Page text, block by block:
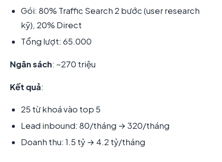
Gói: 80% Traffic Search 2 bước (user research
kỹ), 20% Direct
Tổng lượt: 65.000
Ngân sách: ~270 triệu
Kết quả:
25 từ khoá vào top 5
Lead inbound: 80/tháng → 320/tháng
Doanh thu: 1.5 tỷ → 4.2 tỷ/tháng